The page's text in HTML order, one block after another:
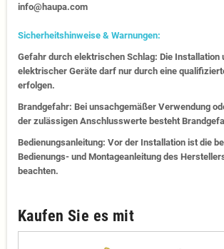
info@haupa.com
Sicherheitshinweise & Warnungen:
Gefahr durch elektrischen Schlag: Die Installation
elektrischer Geräte darf nur durch eine
erfolgen.
Brandgefahr: Bei unsachgemäßer Verwendung
der zulässigen Anschlusswerte besteht
Bedienungsanleitung: Vor der Installation ist die
Bedienungs- und Montageanleitung des
beachten.
Kaufen Sie es mit